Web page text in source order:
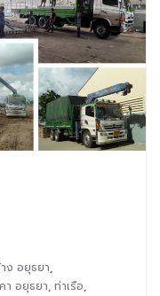
ง อยุธยา,
อยุธยา, ท่าเรือ,